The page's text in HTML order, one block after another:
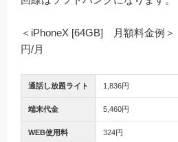
＜iPhoneX [64GB] 月額料金例
円/月
通話し放題ライト 1,836円
端末代金 5,460円
WEB使用料 324円